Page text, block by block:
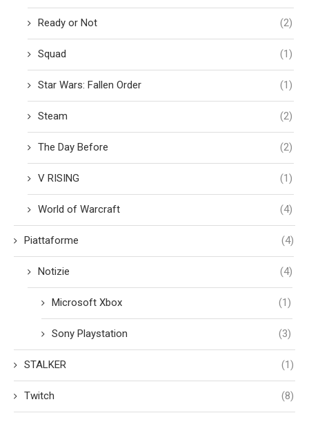
Ready or Not (2)
Squad (1)
Star Wars: Fallen Order (1)
Steam (2)
The Day Before (2)
V RISING (1)
World of Warcraft (4)
Piattaforme (4)
Notizie (4)
Microsoft Xbox (1)
Sony Playstation (3)
STALKER (1)
Twitch (8)